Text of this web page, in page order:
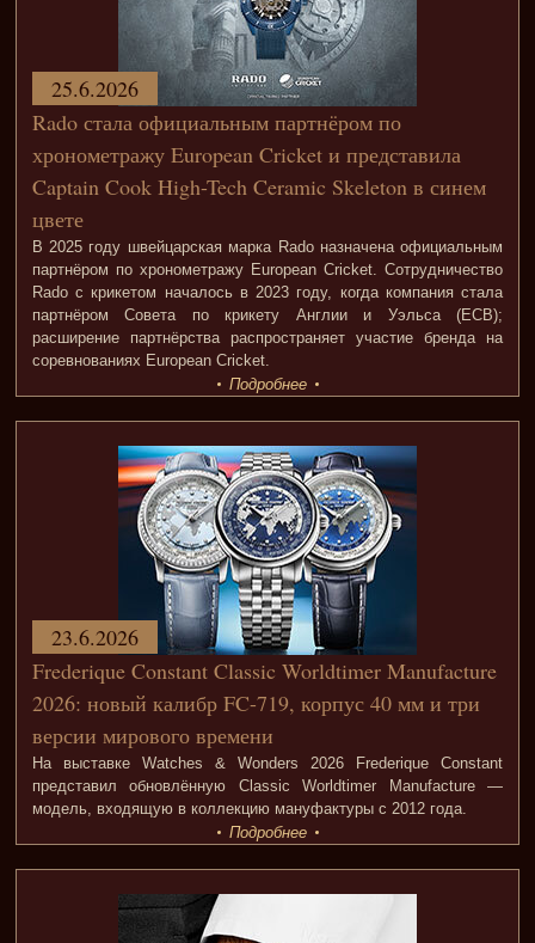
Rado стала официальным партнёром по
хронометражу European Cricket и представила
Captain Cook High-Tech Ceramic Skeleton в синем
цвете
В 2025 году швейцарская марка Rado назначена официальным
партнёром по хронометражу European Cricket. Сотрудничество
Rado с крикетом началось в 2023 году, когда компания стала
партнёром Совета по крикету Англии и Уэльса (ECB);
расширение партнёрства распространяет участие бренда на
соревнованиях European Cricket.
25.6.2026
Подробнее
Frederique Constant Classic Worldtimer Manufacture
2026: новый калибр FC-719, корпус 40 мм и три
версии мирового времени
На выставке Watches & Wonders 2026 Frederique Constant
представил обновлённую Classic Worldtimer Manufacture —
модель, входящую в коллекцию мануфактуры с 2012 года.
23.6.2026
Подробнее